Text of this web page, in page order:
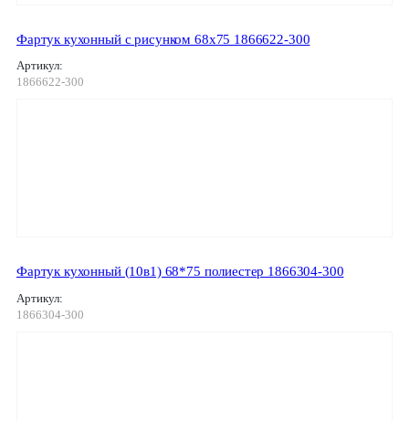
Фартук кухонный с рисунком 68х75 1866622-300
Артикул:
1866622-300
Фартук кухонный (10в1) 68*75 полиестер 1866304-300
Артикул:
1866304-300